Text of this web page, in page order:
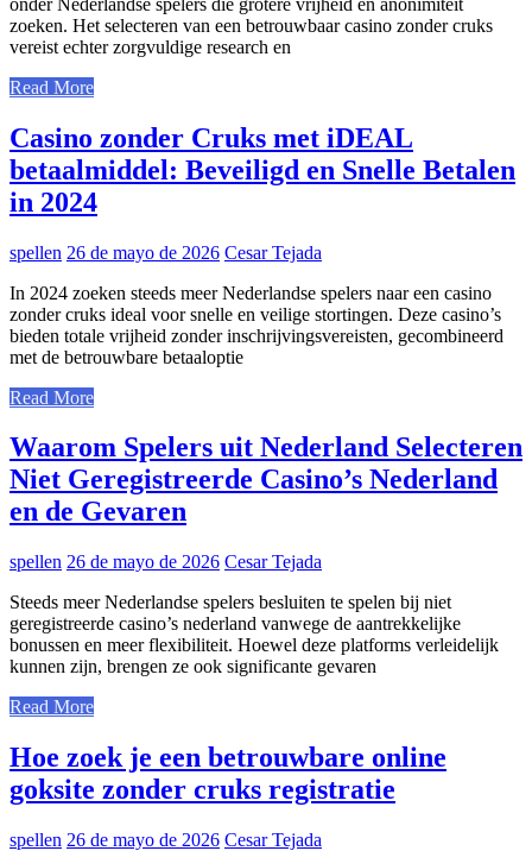
zoeken. Het selecteren van een betrouwbaar casino zonder cruks
vereist echter zorgvuldige research en
Read More
Casino zonder Cruks met iDEAL
betaalmiddel: Beveiligd en Snelle Betalen
in 2024
spellen 26 de mayo de 2026 Cesar Tejada
In 2024 zoeken steeds meer Nederlandse spelers naar een casino
zonder cruks ideal voor snelle en veilige stortingen. Deze casino’s
bieden totale vrijheid zonder inschrijvingsvereisten, gecombineerd
met de betrouwbare betaaloptie
Read More
Waarom Spelers uit Nederland Selecteren
Niet Geregistreerde Casino’s Nederland
en de Gevaren
spellen 26 de mayo de 2026 Cesar Tejada
Steeds meer Nederlandse spelers besluiten te spelen bij niet
geregistreerde casino’s nederland vanwege de aantrekkelijke
bonussen en meer flexibiliteit. Hoewel deze platforms verleidelijk
kunnen zijn, brengen ze ook significante gevaren
Read More
Hoe zoek je een betrouwbare online
goksite zonder cruks registratie
spellen 26 de mayo de 2026 Cesar Tejada